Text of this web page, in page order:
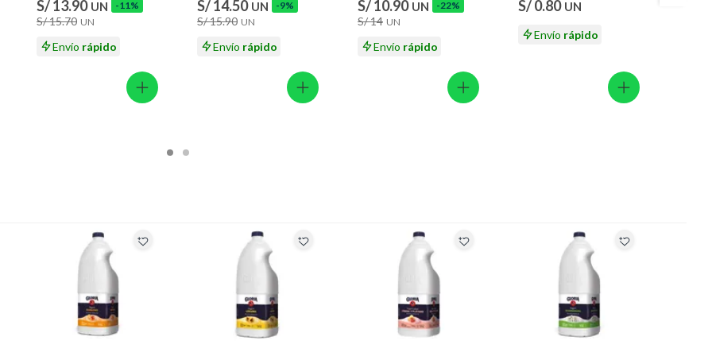
alimenticios, vitaminas.
S/ 13.90 UN -11%
S/ 15.70 UN
Envío rápido
S/ 14.50 UN -9%
S/ 15.90 UN
Envío rápido
S/ 10.90 UN -22%
S/ 14 UN
Envío rápido
S/ 0.80 UN
Envío rápido